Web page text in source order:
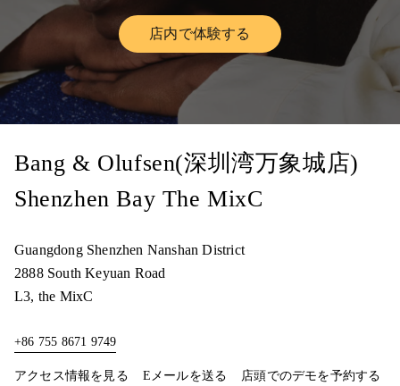
店内で体験するLink Opens in New Tab
Bang & Olufsen(深圳湾万象城店)
Shenzhen Bay The MixC
Guangdong Shenzhen Nanshan District
2888 South Keyuan Road
L3, the MixC
+86 755 8671 9749
アクセス情報を見る Link Opens in New Tab
Eメールを送る 店頭でのデモを予約する